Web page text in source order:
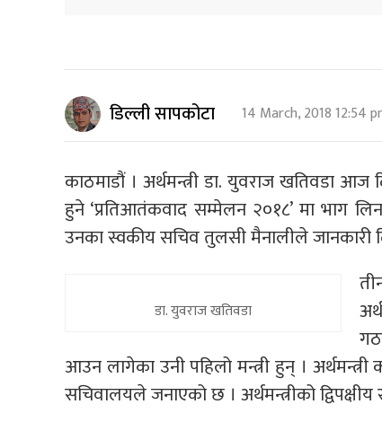
डिल्ली सापकोटा 14 March, 2018 12:54
काठमाडौं । अर्थमन्त्री डा. युवराज खतिवडा
हुने ‘प्रतिआतंकवाद सम्मेलन २०१८’ मा भाग
उनका स्वकीय सचिव तुलसी मैनालीले जानकारी
डा. युवराज खतिवडा
आउन लागेका उनी पहिलो मन्त्री हुन् ।
सचिवालयले जनाएको छ । अर्थमन्त्रीको